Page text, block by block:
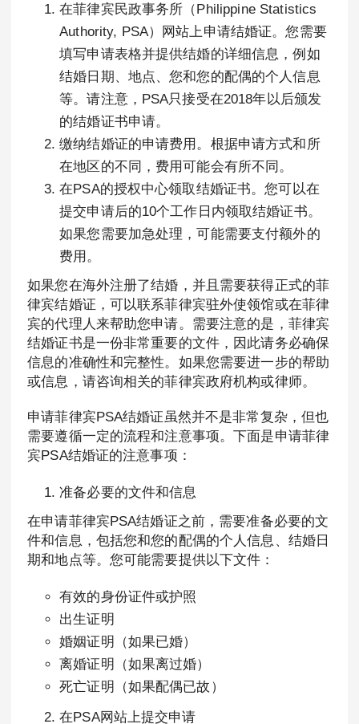
在菲律宾民政事务所（Philippine Statistics
Authority, PSA）网站上申请结婚证。您需要
填写申请表格并提供结婚的详细信息，例如
结婚日期、地点、您和您的配偶的个人信息
等。请注意，PSA只接受在2018年以后颁发
的结婚证书申请。
缴纳结婚证的申请费用。根据申请方式和所
在地区的不同，费用可能会有所不同。
在PSA的授权中心领取结婚证书。您可以在
提交申请后的10个工作日内领取结婚证书。
如果您需要加急处理，可能需要支付额外的
费用。
如果您在海外注册了结婚，并且需要获得正式的菲
律宾结婚证，可以联系菲律宾驻外使领馆或在菲律
宾的代理人来帮助您申请。需要注意的是，菲律宾
结婚证书是一份非常重要的文件，因此请务必确保
信息的准确性和完整性。如果您需要进一步的帮助
或信息，请咨询相关的菲律宾政府机构或律师。
申请菲律宾PSA结婚证虽然并不是非常复杂，但也
需要遵循一定的流程和注意事项。下面是申请菲律
宾PSA结婚证的注意事项：
准备必要的文件和信息
在申请菲律宾PSA结婚证之前，需要准备必要的文
件和信息，包括您和您的配偶的个人信息、结婚日
期和地点等。您可能需要提供以下文件：
有效的身份证件或护照
出生证明
婚姻证明（如果已婚）
离婚证明（如果离过婚）
死亡证明（如果配偶已故）
在PSA网站上提交申请